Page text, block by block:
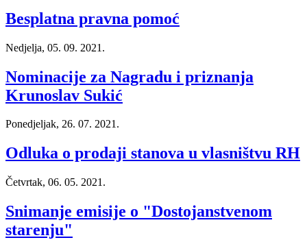
Besplatna pravna pomoć
Nedjelja, 05. 09. 2021.
Nominacije za Nagradu i priznanja
Krunoslav Sukić
Ponedjeljak, 26. 07. 2021.
Odluka o prodaji stanova u vlasništvu RH
Četvrtak, 06. 05. 2021.
Snimanje emisije o "Dostojanstvenom
starenju"